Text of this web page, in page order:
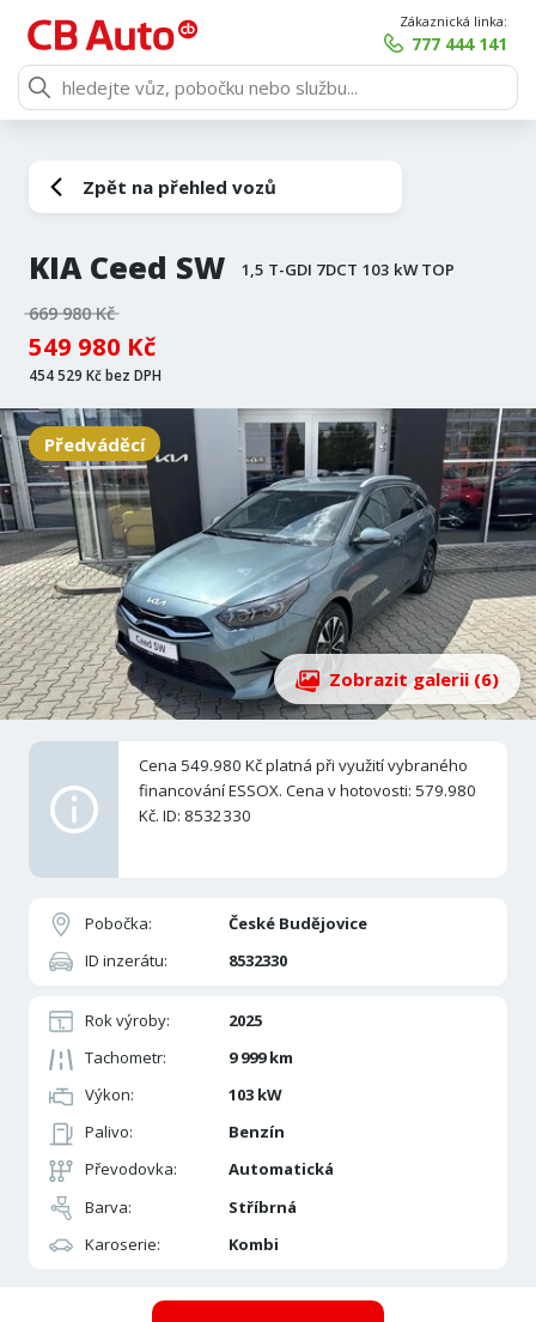
Zákaznická linka:
777 444 141
Zpět na přehled vozů
KIA Ceed SW 1,5 T-GDI 7DCT 103 kW TOP
669 980 Kč
549 980 Kč
454 529 Kč bez DPH
Pobočka:
České Budějovice
ID inzerátu:
8532330
Rok výroby:
2025
Tachometr:
9 999 km
Výkon:
103 kW
Palivo:
Benzín
Převodovka:
Automatická
Barva:
Stříbrná
Karoserie:
Kombi
Předváděcí
Zobrazit galerii (6)
Cena 549.980 Kč platná při využití vybraného
financování ESSOX. Cena v hotovosti: 579.980
Kč. ID: 8532330